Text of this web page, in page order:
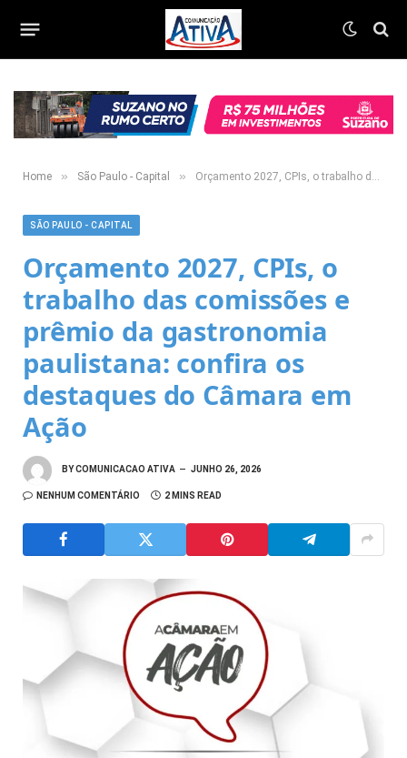
Home » São Paulo - Capital » Orçamento 2027, CPIs, o trabalho das comissões e prêmio da gastronomia paulistana: confira os destaques do Câmara em Ação
SÃO PAULO - CAPITAL
Orçamento 2027, CPIs, o
trabalho das comissões e
prêmio da gastronomia
paulistana: confira os
destaques do Câmara em
Ação
BYCOMUNICACAO ATIVA JUNHO 26, 2026
NENHUM COMENTÁRIO 2 MINS READ